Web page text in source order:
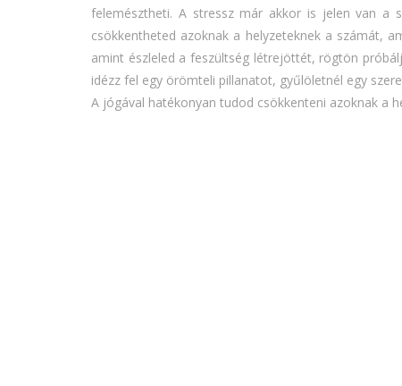
felemésztheti. A stressz már akkor is jelen van a
csökkentheted azoknak a helyzeteknek a számát,
amint észleled a feszültség létrejöttét, rögtön
idézz fel egy örömteli pillanatot, gyűlöletnél egy
A jógával hatékonyan tudod csökkenteni azoknak a